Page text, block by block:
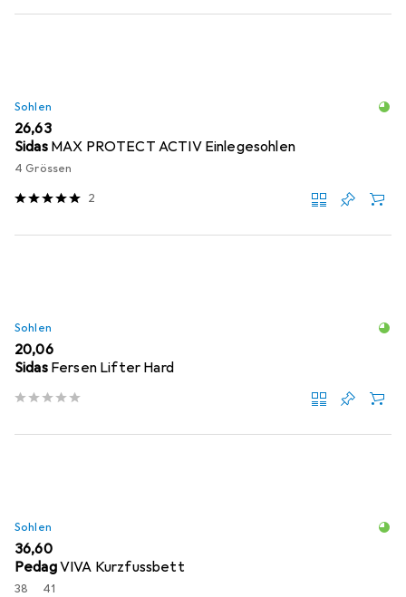
Sohlen
EUR
26,63
Sidas MAX PROTECT ACTIV Einlegesohlen
4 Grössen
2
Sohlen
EUR
20,06
Sidas Fersen Lifter Hard
Sohlen
EUR
36,60
PedagVIVA Kurzfussbett
38 41